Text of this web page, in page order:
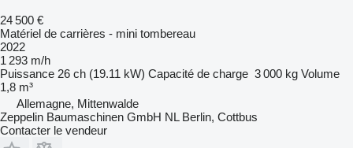
24 500 €
Matériel de carrières - mini tombereau
2022
1 293 m/h
Puissance 26 ch (19.11 kW) Capacité de charge 3 000 kg Volume
1,8 m³
Allemagne, Mittenwalde
Zeppelin Baumaschinen GmbH NL Berlin, Cottbus
Contacter le vendeur